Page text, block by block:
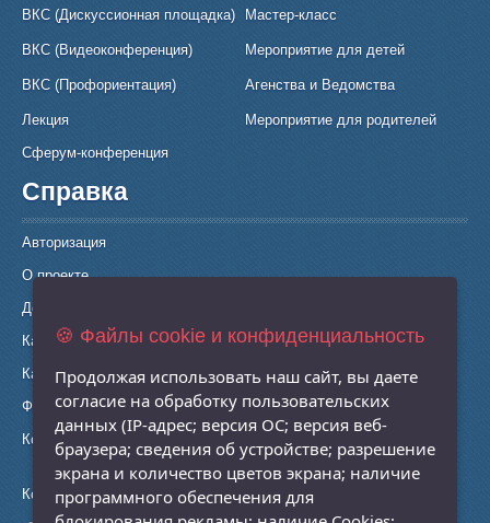
ВКC (Дискуссионная площадка) Мастер-класс
ВКС (Видеоконференция) Мероприятие для детей
ВКС (Профориентация) Агенства и Ведомства
Лекция
Мероприятие для родителей
Сферум-конференция
Справка
Авторизация
О проекте
Документы
Как записаться
Как просматривать
Форум
Контакты
Консультация по телефону:
🍪 Файлы cookie и конфиденциальность
Продолжая использовать наш сайт, вы даете
согласие на обработку пользовательских
данных (IP-адрес; версия ОС; версия веб-
браузера; сведения об устройстве; разрешение
экрана и количество цветов экрана; наличие
программного обеспечения для